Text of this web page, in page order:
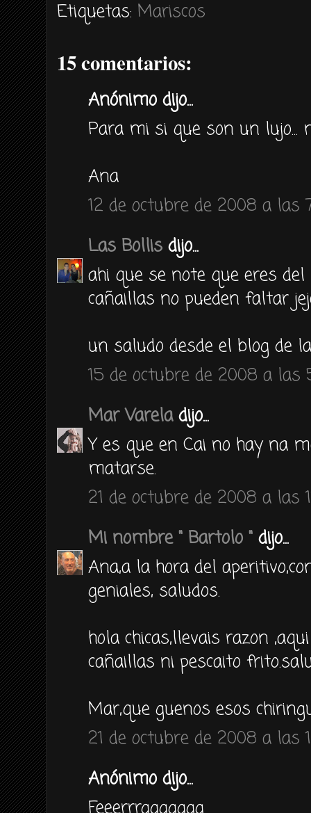
Etiquetas: Mariscos
15 comentarios:
Anónimo dijo...
Para mi si que son un lujo...
Ana
12 de octubre de 2008 a las
Las Bollis dijo...
ahi que se note que eres
cañaillas no pueden faltar
un saludo desde el blog de
15 de octubre de 2008 a las
Mar Vareladijo...
Y es que en Cai no hay na
matarse.
21 de octubre de 2008 a las
Mi nombre " Bartolo " dijo...
Ana,a la hora del
geniales, saludos.
hola chicas,llevais razon
cañaillas ni pescaito
Mar,que guenos esos
21 de octubre de 2008 a las
Anónimo dijo...